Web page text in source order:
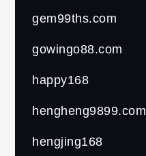
gem99ths.com
gowingo88.com
happy168
hengheng9899.com
hengjing168